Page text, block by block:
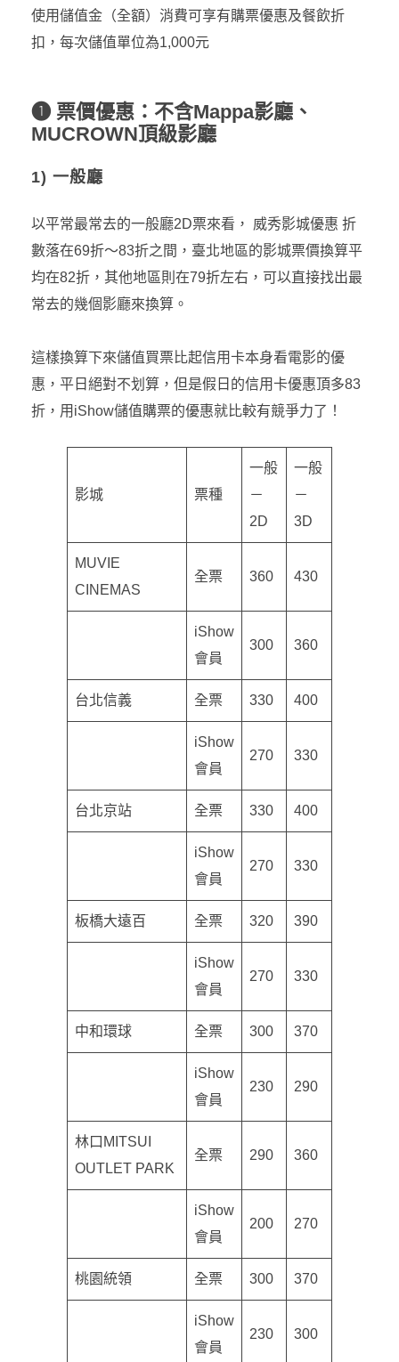
使用儲值金（全額）消費可享有購票優惠及餐飲折
扣，每次儲值單位為1,000元
❶ 票價優惠：不含Mappa影廳、
MUCROWN頂級影廳
1) 一般廳
以平常最常去的一般廳2D票來看， 威秀影城優惠 折
數落在69折～83折之間，臺北地區的影城票價換算平
均在82折，其他地區則在79折左右，可以直接找出最
常去的幾個影廳來換算。
這樣換算下來儲值買票比起信用卡本身看電影的優
惠，平日絕對不划算，但是假日的信用卡優惠頂多83
折，用iShow儲值購票的優惠就比較有競爭力了！
影城 票種
一般
－
2D
一般
－
3D
MUVIE
CINEMAS
全票 360 430
iShow
會員
300 360
台北信義 全票 330 400
iShow
會員
270 330
台北京站 全票 330 400
iShow
會員
270 330
板橋大遠百 全票 320 390
iShow
會員
270 330
中和環球 全票 300 370
iShow
會員
230 290
林口MITSUI
OUTLET PARK
全票 290 360
iShow
會員
200 270
桃園統領 全票 300 370
iShow
會員
230 300